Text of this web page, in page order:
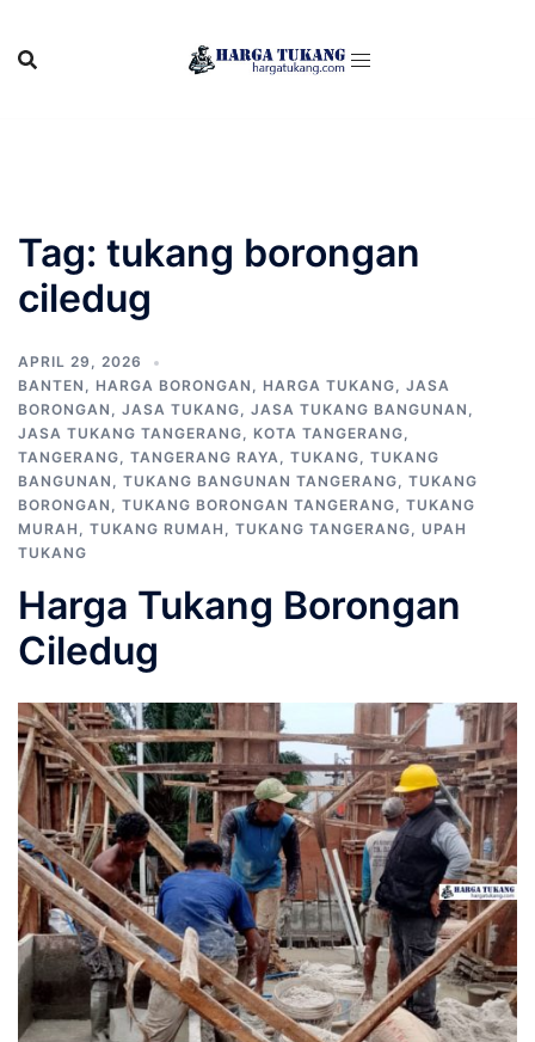
content
Tag: tukang borongan
ciledug
APRIL 29, 2026
BANTEN , HARGA BORONGAN , HARGA TUKANG, JASA
BORONGAN , JASA TUKANG, JASA TUKANG BANGUNAN ,
JASA TUKANG TANGERANG, KOTA TANGERANG,
TANGERANG, TANGERANG RAYA, TUKANG, TUKANG
BANGUNAN , TUKANG BANGUNAN TANGERANG, TUKANG
BORONGAN , TUKANG BORONGAN TANGERANG, TUKANG
MURAH , TUKANG RUMAH , TUKANG TANGERANG, UPAH
TUKANG
Harga Tukang Borongan
Ciledug